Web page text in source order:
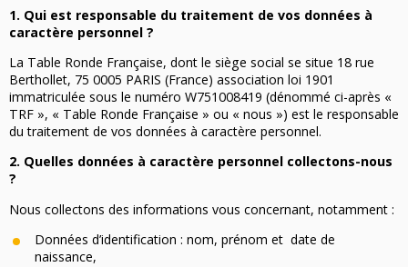
Histoire
Objectifs
La famille TRF
Rencontrez-nous
Nous rejoindre
Trouver un club
Nos Régions
1. Qui est responsable du traitement de vos données à
caractère personnel ?
La Table Ronde Française, dont le siège social se situe 18 rue
Berthollet, 75 0005 PARIS (France) association loi 1901
immatriculée sous le numéro W751008419 (dénommé ci-après «
TRF », « Table Ronde Française » ou « nous ») est le responsable
du traitement de vos données à caractère personnel.
2. Quelles données à caractère personnel collectons-nous
?
Nous collectons des informations vous concernant, notamment :
Données d’identification : nom, prénom et date de
naissance,